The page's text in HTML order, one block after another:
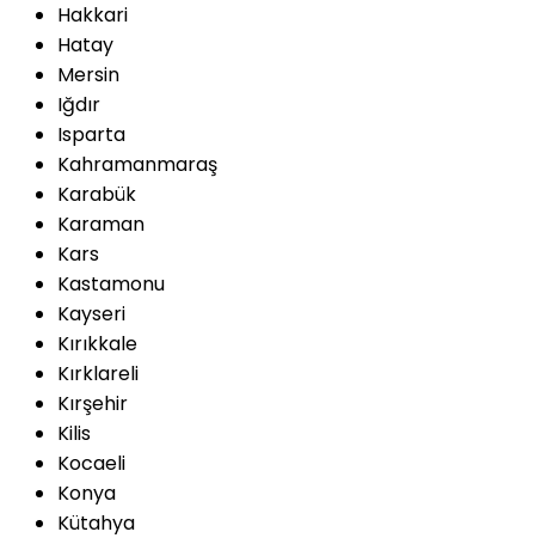
Hakkari
Hatay
Mersin
Iğdır
Isparta
Kahramanmaraş
Karabük
Karaman
Kars
Kastamonu
Kayseri
Kırıkkale
Kırklareli
Kırşehir
Kilis
Kocaeli
Konya
Kütahya